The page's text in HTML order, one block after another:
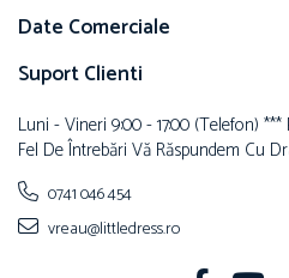
Date Comerciale
Suport Clienti
Luni - Vineri 9:00 - 17:00 (telefon)
Fel De Întrebări Vă Răspundem Cu
0741 046 454
vreau@littledress.ro